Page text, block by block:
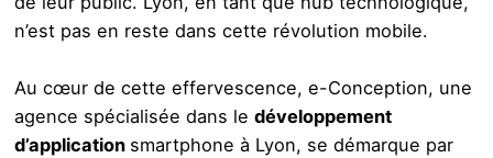
n’est pas en reste dans cette révolution mobile.
Au cœur de cette effervescence, e-Conception, une
agence spécialisée dans le développement
d’application smartphone à Lyon, se démarque par